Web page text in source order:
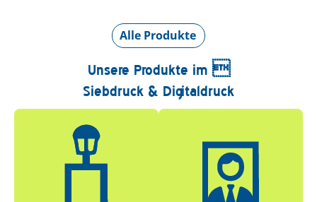
Alle Produkte
Unsere Produkte im 
Siebdruck & Digitaldruck